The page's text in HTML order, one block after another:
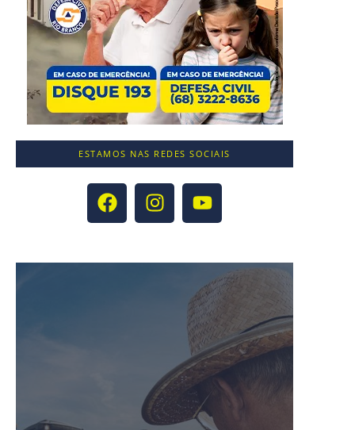
ESTAMOS NAS REDES SOCIAIS